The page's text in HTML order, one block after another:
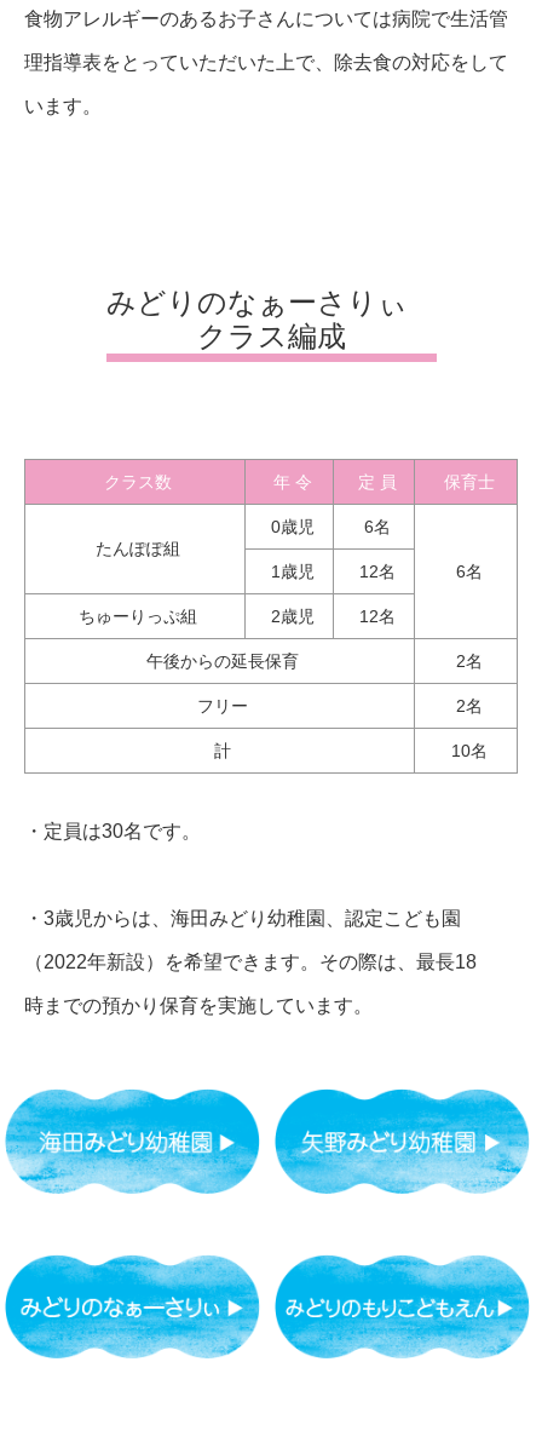
食物アレルギーのあるお子さんについては病院で生活管
理指導表をとっていただいた上で、除去食の対応をして
います。
みどりのなぁーさりぃ
クラス編成
クラス数 年 令 定 員 保育士
たんぽぽ組
0歳児 6名
6名
1歳児 12名
ちゅーりっぷ組 2歳児 12名
午後からの延長保育 2名
フリー 2名
計 10名
・定員は30名です。
・3歳児からは、海田みどり幼稚園、認定こども園
（2022年新設）を希望できます。その際は、最長18
時までの預かり保育を実施しています。